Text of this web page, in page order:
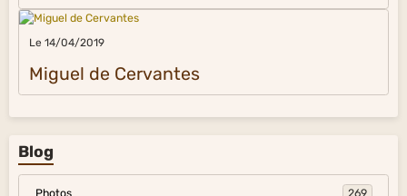
Le 14/04/2019
Miguel de Cervantes
Blog